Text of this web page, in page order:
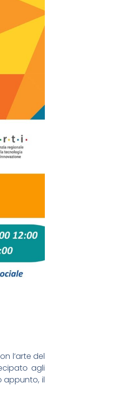
l’arte del
agli
appunto, il